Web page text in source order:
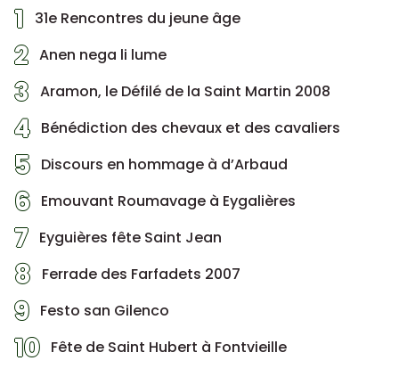
1 31e Rencontres du jeune âge
2 Anen nega li lume
3 Aramon, le Défilé de la Saint Martin 2008
4 Bénédiction des chevaux et des cavaliers
5 Discours en hommage à d’Arbaud
6 Emouvant Roumavage à Eygalières
7 Eyguières fête Saint Jean
8 Ferrade des Farfadets 2007
9 Festo san Gilenco
10 Fête de Saint Hubert à Fontvieille